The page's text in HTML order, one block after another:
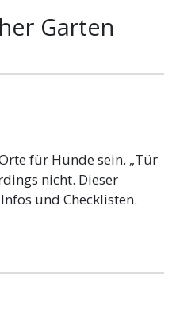
Garten
für Hunde sein. „Tür
nicht. Dieser
und Checklisten.